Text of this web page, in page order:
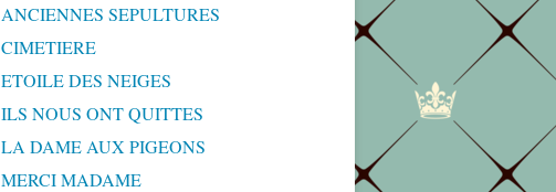
ANCIENNES SEPULTURES
CIMETIERE
ETOILE DES NEIGES
ILS NOUS ONT QUITTES
LA DAME AUX PIGEONS
MERCI MADAME